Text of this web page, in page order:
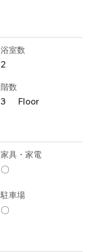
浴室数
2
階数
3 Floor
家具・家電
〇
駐車場
〇